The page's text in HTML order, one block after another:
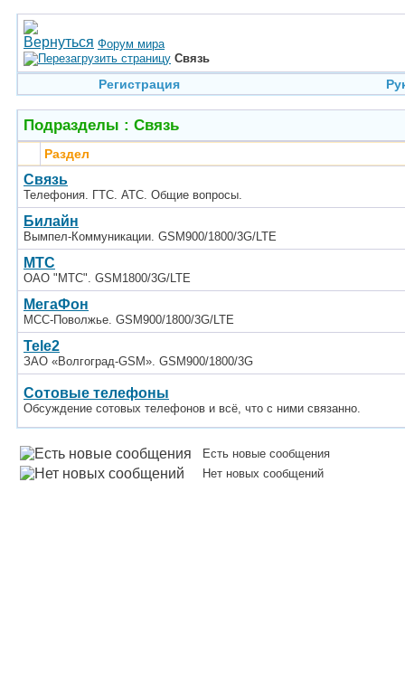
Форум мира
Связь
Регистрация
Подразделы : Связь
Раздел
Связь
Телефония. ГТС. АТС. Общие вопросы.
Билайн
Вымпел-Коммуникации. GSM900/1800/3G/LTE
МТС
ОАО "МТС". GSM1800/3G/LTE
МегаФон
МСС-Поволжье. GSM900/1800/3G/LTE
Tele2
ЗАО «Волгоград-GSM». GSM900/1800/3G
Сотовые телефоны
Обсуждение сотовых телефонов и всё, что с ними связанно.
Есть новые сообщения
Нет новых сообщений